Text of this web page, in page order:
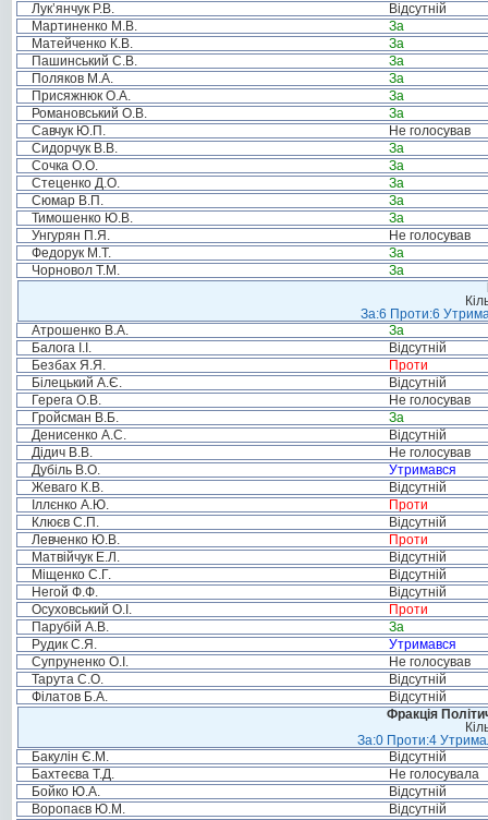
Лук’янчук Р.В.
Відсутній
Мартиненко М.В.
За
Матейченко К.В.
За
Пашинський С.В.
За
Поляков М.А.
За
Присяжнюк О.А.
За
Романовський О.В.
За
Савчук Ю.П.
Не голосував
Сидорчук В.В.
За
Сочка О.О.
За
Стеценко Д.О.
За
Сюмар В.П.
За
Тимошенко Ю.В.
За
Унгурян П.Я.
Не голосував
Федорук М.Т.
За
Чорновол Т.М.
За
За:6 Проти:6
Атрошенко В.А.
За
Балога І.І.
Відсутній
Безбах Я.Я.
Проти
Білецький А.Є.
Відсутній
Герега О.В.
Не голосував
Гройсман В.Б.
За
Денисенко А.С.
Відсутній
Дідич В.В.
Не голосував
Дубіль В.О.
Утримався
Жеваго К.В.
Відсутній
Іллєнко А.Ю.
Проти
Клюєв С.П.
Відсутній
Левченко Ю.В.
Проти
Матвійчук Е.Л.
Відсутній
Міщенко С.Г.
Відсутній
Негой Ф.Ф.
Відсутній
Осуховський О.І.
Проти
Парубій А.В.
За
Рудик С.Я.
Утримався
Супруненко О.І.
Не голосував
Тарута С.О.
Відсутній
Філатов Б.А.
Відсутній
Фракція
За:0 Проти:4
Бакулін Є.М.
Відсутній
Бахтеєва Т.Д.
Не голосувала
Бойко Ю.А.
Відсутній
Воропаєв Ю.М.
Відсутній